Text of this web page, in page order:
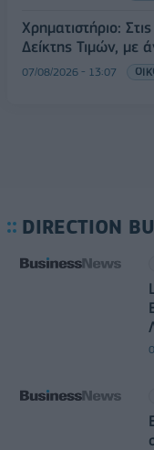
Χρηματιστήριο:
Δείκτης Τιμών, με
07/08/2026 - 13:07
DIRECTION